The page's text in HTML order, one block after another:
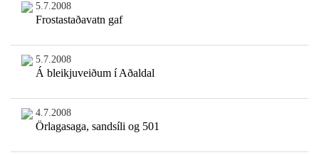
5.7.2008
Frostastaðavatn gaf
5.7.2008
Á bleikjuveiðum í Aðaldal
4.7.2008
Örlagasaga, sandsíli og 501